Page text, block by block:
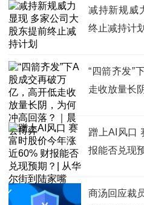
减持新规威
终止减持计划
“四箭齐发”
走收放量长
蹭上AI风口
报能否兑现
商汤回应裁